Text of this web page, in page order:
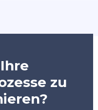
zu